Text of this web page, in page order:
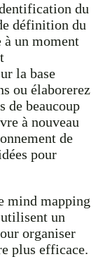
du
définition du
à un moment
la base
ou élaborerez
de beaucoup
à nouveau
de
pour
mind mapping
un
organiser
plus efficace.